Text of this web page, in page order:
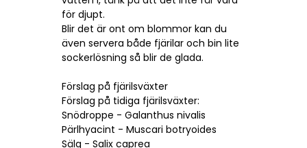
för djupt.
Blir det är ont om blommor kan du
även servera både fjärilar och bin lite
sockerlösning så blir de glada.
Förslag på fjärilsväxter
Förslag på tidiga fjärilsväxter:
Snödroppe - Galanthus nivalis
Pärlhyacint - Muscari botryoides
Sälg - Salix caprea